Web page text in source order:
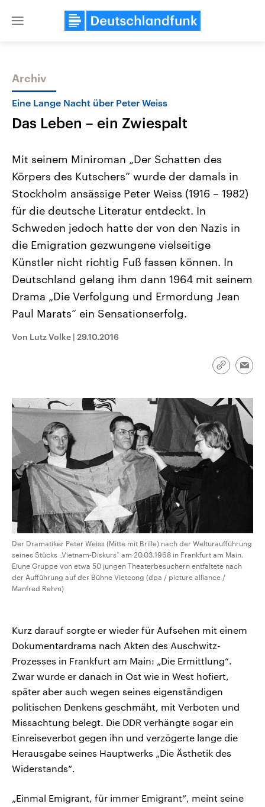
Close
Themen
Landtagswahl Sachsen-Anhalt
2026
Alle Informationen
Sachsen-Anhalt wählt am 6.
September 2026 einen neuen
Landtag. Seit 2021 wird das
Bundesland von einer Koalition aus
Umfragen, Prognosen,
Wahlprogramme, aktuelle Berichte
und Hintergründe zu den Parteien
und Kandidaten der anstehenden
Wahl.
USA
Aktuelle Beiträge,
Hintergründe
Wirtschaftlich und
gehören die Vereinigten
den mächtigsten Ländern
mit großem Einfluss auf
Sendungen Programm Podcasts
Archiv
Eine Lange Nacht über Peter Weiss
Das Leben – ein Zwiespalt
Mit seinem Miniroman „Der Schatten des
Körpers des Kutschers“ wurde der damals in
Stockholm ansässige Peter Weiss (1916 – 1982)
für die deutsche Literatur entdeckt. In
Schweden jedoch hatte der von den Nazis in
die Emigration gezwungene vielseitige
Künstler nicht richtig Fuß fassen können. In
Deutschland gelang ihm dann 1964 mit seinem
Drama „Die Verfolgung und Ermordung Jean
Paul Marats“ ein Sensationserfolg.
Von Lutz Volke | 29.10.2016
Link
Der Dramatiker Peter Weiss (Mitte mit Brille) nach der Welturaufführung
seines Stücks „Vietnam-Diskurs“ am 20.03.1968 in Frankfurt am Main.
Eiune Gruppe von etwa 50 jungen Theaterbesuchern entfaltete nach
der Aufführung auf der Bühne Vietcong (dpa / picture alliance /
Manfred Rehm)
Kurz darauf sorgte er wieder für Aufsehen mit einem
Dokumentardrama nach Akten des Auschwitz-
Prozesses in Frankfurt am Main: „Die Ermittlung“.
Zwar wurde er danach in Ost wie in West hofiert,
später aber auch wegen seines eigenständigen
politischen Denkens geschmäht, mit Verboten und
Missachtung belegt. Die DDR verhängte sogar ein
Einreiseverbot gegen ihn und verzögerte lange die
Herausgabe seines Hauptwerks „Die Ästhetik des
Widerstands“.
„Einmal Emigrant, für immer Emigrant“, meint seine